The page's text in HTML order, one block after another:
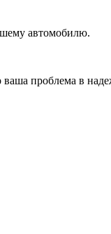
автомобилю.
ваша проблема в